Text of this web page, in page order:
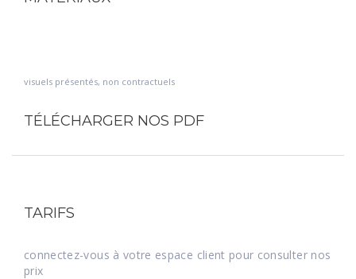
visuels présentés, non contractuels
TÉLÉCHARGER NOS PDF
TARIFS
connectez-vous à votre espace client pour consulter nos
prix